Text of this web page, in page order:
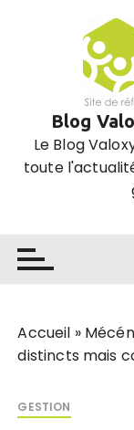
Blog
Le Blog
toute
Accueil »
distincts mais
GESTION